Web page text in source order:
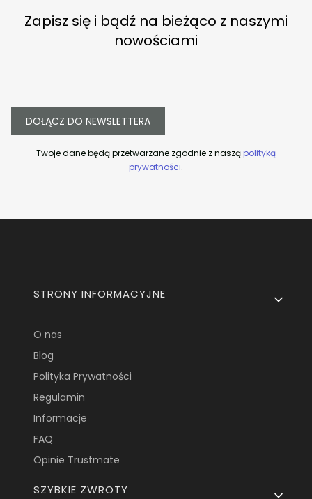
Zapisz się i bądź na bieżąco z naszymi
nowościami
DOŁĄCZ DO NEWSLETTERA
Twoje dane będą przetwarzane zgodnie z nasząpolityką
prywatności.
Linki w stopce
STRONY INFORMACYJNE
O nas
Blog
Polityka Prywatności
Regulamin
Informacje
FAQ
Opinie Trustmate
SZYBKIE ZWROTY